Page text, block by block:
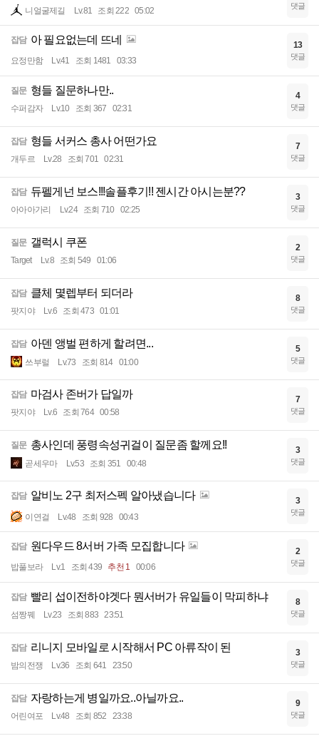
니얼굴제길 Lv.81 조회 222 05:02 댓글
잡담 아 필요없는데 뜨네
요정만함 Lv.41 조회 1481 03:33
13
댓글
질문 형들 질문하나만..
수퍼감자 Lv.10 조회 367 02:31
4
댓글
잡담 형들 서커스 총사 어떤가요
개두르 Lv.28 조회 701 02:31
7
댓글
잡담 듀펠게넌 보스!!!솔플후기!! 젠시간 아시는분??
아아아가리 Lv.24 조회 710 02:25
3
댓글
질문 갤럭시 쿠폰
Target Lv.8 조회 549 01:06
2
댓글
잡담 클체 몇렙부터 되더라
팟지야 Lv.6 조회 473 01:01
8
댓글
잡담 아덴 앵벌 편하게 할려면...
쓰부럴 Lv.73 조회 814 01:00
5
댓글
잡담 마검사 존버가 답일까
팟지야 Lv.6 조회 764 00:58
7
댓글
질문 총사인데 풍령속성귀걸이 질문좀 할께요!!
곧세우마 Lv.53 조회 351 00:48
3
댓글
잡담 알비노 2구 최저스펙 알아냈습니다
이연걸 Lv.48 조회 928 00:43
3
댓글
잡담 원다우드 8서버 가족 모집합니다
밥풀보라 Lv.1 조회 439 추천 1 00:06
2
댓글
잡담 빨리 섭이전하야겟다 뭔서버가 유일들이 막피하냐
섬짱꿰 Lv.23 조회 883 23:51
8
댓글
잡담 리니지 모바일로 시작해서 PC 아류작이 된
밤의전쟁 Lv.36 조회 641 23:50
3
댓글
잡담 자랑하는게 병일까요..아닐까요..
어린여포 Lv.48 조회 852 23:38
9
댓글